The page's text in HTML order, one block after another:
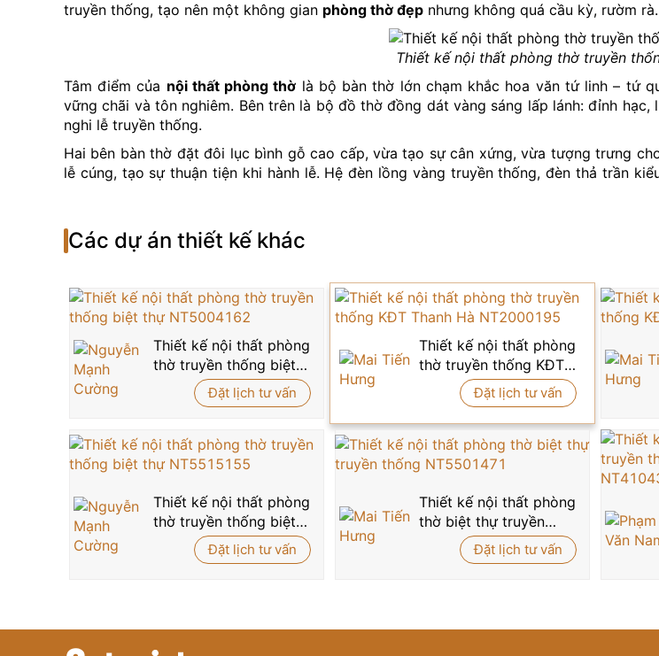
truyền thống, tạo nên một không gian phòng thờ đẹp nhưng không quá cầu kỳ, rườm rà.
Thiết kế nội thất phòng thờ truyền
Tâm điểm của nội thất phòng thờ là bộ bàn thờ lớn chạm khắc hoa văn tứ linh – tứ
vững chãi và tôn nghiêm. Bên trên là bộ đồ thờ đồng dát vàng sáng lấp lánh: đỉnh
nghi lễ truyền thống.
Hai bên bàn thờ đặt đôi lục bình gỗ cao cấp, vừa tạo sự cân xứng, vừa tượng trưng
lễ cúng, tạo sự thuận tiện khi hành lễ. Hệ đèn lồng vàng truyền thống, đèn thả trần
tư, tách biệt nhưng không bị bí bách. Cửa sổ lớn với rèm sáo gỗ giúp điều tiết ánh
Bức tường bên hông trang trí bằng bộ tranh khắc gỗ chủ đề “Tùng – Cúc – Trúc –
đức lâu dài cho cả gia đình. Đây chính là sự kết hợp hoàn hảo giữanội thất phòng thờ
Nếu quý vị đang tìm kiếm một mẫu
, sang trọng, đậm bản sắc Việt mà
0915 010 800để được tư vấn vàthiết kế nội thấtphòng thờ chuẩn phong thủy,
Các dự án thiết kế khác
Thiết kế nội thất phòng
thờ truyền thống biệt
thự NT5004162
Đặt lịch tư vấn
Thiết kế nội thất phòng
thờ truyền thống KĐT
Thanh Hà NT2000195
Đặt lịch tư vấn
Thiết kế nội thất phòng
thờ truyền thống biệt
thự NT5515155
Đặt lịch tư vấn
Thiết kế nội thất phòng
thờ biệt thự truyền
thống NT5501471
Đặt lịch tư vấn